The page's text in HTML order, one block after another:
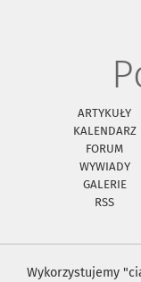
ARTYKUŁY
KALENDARZ
FORUM
WYWIADY
GALERIE
RSS
Wykorzystujemy